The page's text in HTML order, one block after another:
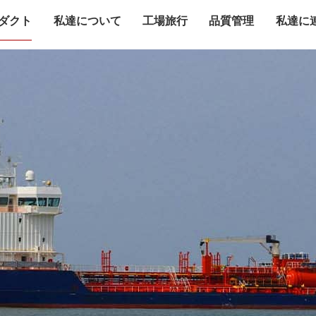
クト 私達について 工場旅行 品質管理 私達に